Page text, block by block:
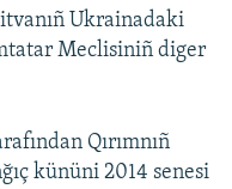
Ukrainadaki
Meclisiniñ diger
Qırımnıñ
kününi 2014 senesi